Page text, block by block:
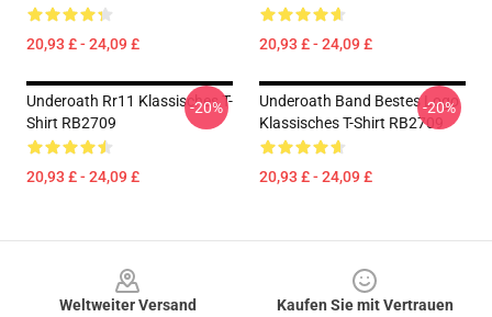
20,93 £ - 24,09 £ 20,93 £ - 24,09 £
Underoath Rr11 Klassisches T-
Shirt RB2709
20,93 £ - 24,09 £
-20%
Underoath Band Bestes Logo
Klassisches T-Shirt RB2709
20,93 £ - 24,09 £
-20%
Weltweiter Versand
Kaufen Sie mit Vertrauen